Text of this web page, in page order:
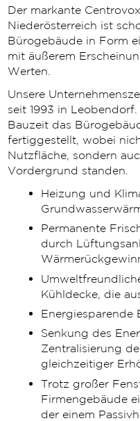
Der markante
Niederösterreich ist
Bürogebäude in Form
mit äußerem
Werten.
Unsere
seit 1993 in
Bauzeit das
fertiggestellt, wobei
Nutzfläche, sondern
Vordergrund standen.
Heizung und
Permanente
durch
Kühldecke, die
Energiesparende
Senkung des
Zentralisierung
gleichzeitiger
Trotz großer
Firmengebäude
der einem